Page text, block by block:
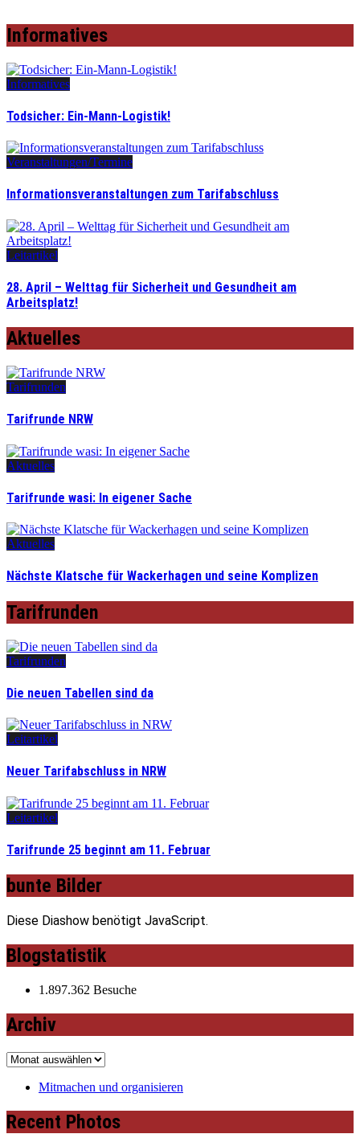
Informatives
Informatives
Todsicher: Ein-Mann-Logistik!
Veranstaltungen/Termine
Informationsveranstaltungen zum Tarifabschluss
Leitartikel
28. April – Welttag für Sicherheit und Gesundheit am
Arbeitsplatz!
Aktuelles
Tarifrunden
Tarifrunde NRW
Aktuelles
Tarifrunde wasi: In eigener Sache
Aktuelles
Nächste Klatsche für Wackerhagen und seine Komplizen
Tarifrunden
Tarifrunden
Die neuen Tabellen sind da
Leitartikel
Neuer Tarifabschluss in NRW
Leitartikel
Tarifrunde 25 beginnt am 11. Februar
bunte Bilder
Diese Diashow benötigt JavaScript.
Blogstatistik
1.897.362 Besuche
Archiv
Archiv
Mitmachen und organisieren
Recent Photos